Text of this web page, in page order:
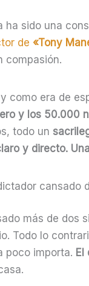
ha sido una
de «Tony
compasión.
como era de
y los 50.000
todo un
y directo.
cansado
más de dos
Todo lo
poco importa.